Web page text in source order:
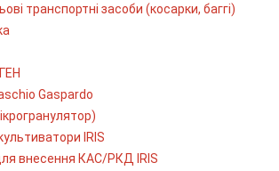
транспортні засоби (косарки, баггі)
Gaspardo
IRIS
внесення КАС/РКД IRIS